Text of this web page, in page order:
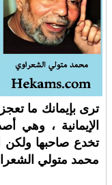
ترى بإيمانك ما
الإيمانية ، وهي
تخدع صاحبها ولكن
محمد متولي